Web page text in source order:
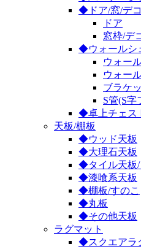
◆ドア/窓/デ
ドア
窓枠/デ
◆ウォールシ
ウォー
ウォー
ブラケ
S管(S字
◆卓上チェス
天板/棚板
◆ウッド天板
◆大理石天板
◆タイル天板/
◆漆喰系天板
◆棚板/すのこ
◆丸板
◆その他天板
ラグマット
◆スクエアラ